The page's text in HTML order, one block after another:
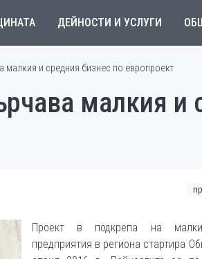
ДЕЙНОСТИ И УСЛУГИ
и средния бизнес по европроект
малкия и
Проект в подкрепа на
предприятия в региона стартира